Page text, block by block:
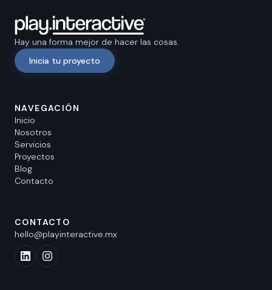
Hay una forma mejor de hacer las cosas.
Inicia tu proyecto
NAVEGACIÓN
Inicio
Nosotros
Servicios
Proyectos
Blog
Contacto
CONTACTO
hello@playinteractive.mx